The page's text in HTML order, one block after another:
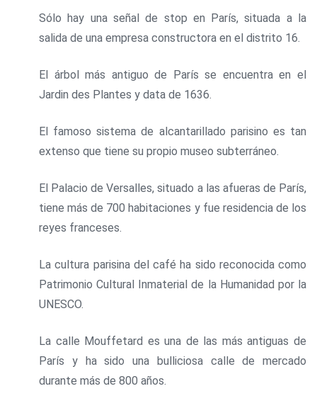
Sólo hay una señal de stop en París, situada a la
salida de una empresa constructora en el distrito 16.
El árbol más antiguo de París se encuentra en el
Jardin des Plantes y data de 1636.
El famoso sistema de alcantarillado parisino es tan
extenso que tiene su propio museo subterráneo.
El Palacio de Versalles, situado a las afueras de París,
tiene más de 700 habitaciones y fue residencia de los
reyes franceses.
La cultura parisina del café ha sido reconocida como
Patrimonio Cultural Inmaterial de la Humanidad por la
UNESCO.
La calle Mouffetard es una de las más antiguas de
París y ha sido una bulliciosa calle de mercado
durante más de 800 años.